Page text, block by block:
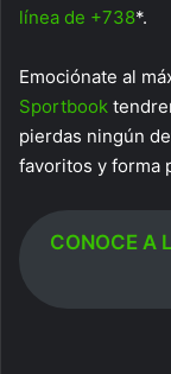
línea de +738*.
Emociónate al
Sportbook
pierdas ningún
favoritos y forma
CONOCE A